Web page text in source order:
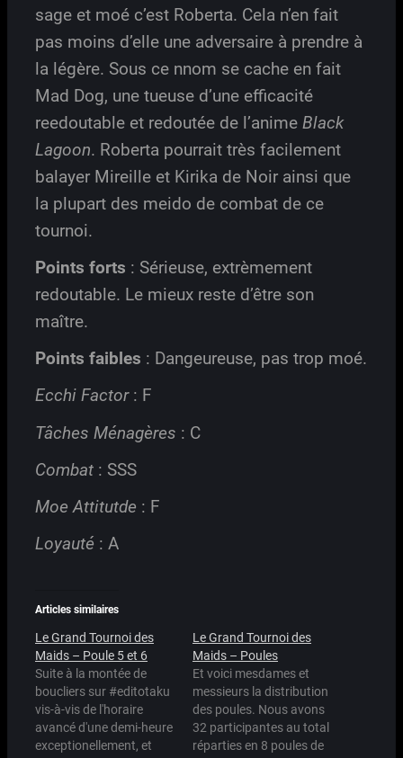
sage et moé c’est Roberta. Cela n’en fait
pas moins d’elle une adversaire à prendre à
la légère. Sous ce nnom se cache en fait
Mad Dog, une tueuse d’une efficacité
reedoutable et redoutée de l’anime Black
Lagoon. Roberta pourrait très facilement
balayer Mireille et Kirika de Noir ainsi que
la plupart des meido de combat de ce
tournoi.
Points forts : Sérieuse, extrèmement
redoutable. Le mieux reste d’être son
maître.
Points faibles : Dangeureuse, pas trop moé.
Ecchi Factor: F
Tâches Ménagères : C
Combat : SSS
Moe Attitutde : F
Loyauté : A
Articles similaires
Le Grand Tournoi des
Maids – Poule 5 et 6
Suite à la montée de
boucliers sur #editotaku
vis-à-vis de l'horaire
avancé d'une demi-heure
exceptionellement, et
Le Grand Tournoi des
Maids – Poules
Et voici mesdames et
messieurs la distribution
des poules. Nous avons
32 participantes au total
réparties en 8 poules de